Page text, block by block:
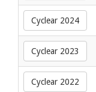
Cyclear 2024
Cyclear 2023
Cyclear 2022